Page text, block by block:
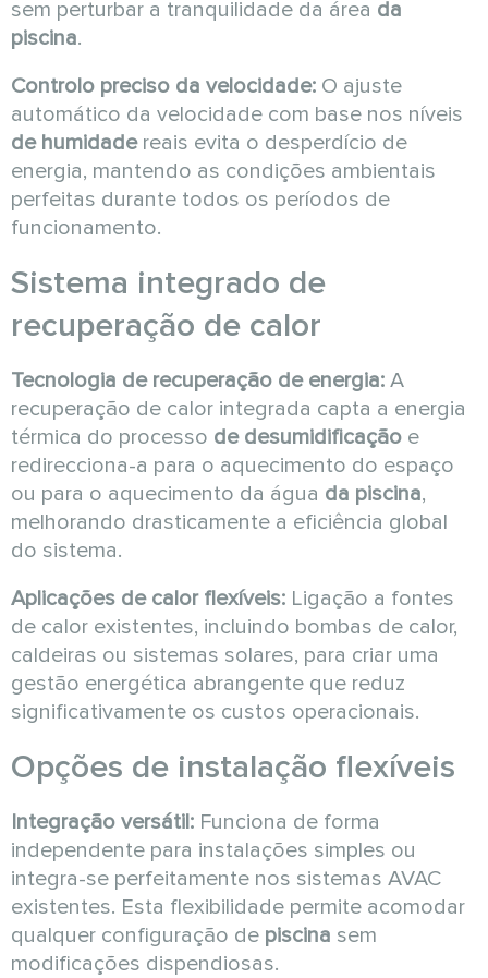
sem perturbar a tranquilidade da área da
piscina.
Controlo preciso da velocidade: O ajuste
automático da velocidade com base nos níveis
de humidadereais evita o desperdício de
energia, mantendo as condições ambientais
perfeitas durante todos os períodos de
funcionamento.
Sistema integrado de
recuperação de calor
Tecnologia de recuperação de energia: A
recuperação de calor integrada capta a energia
térmica do processo de desumidificação e
redirecciona-a para o aquecimento do espaço
ou para o aquecimento da água da piscina,
melhorando drasticamente a eficiência global
do sistema.
Aplicações de calor flexíveis: Ligação a fontes
de calor existentes, incluindo bombas de calor,
caldeiras ou sistemas solares, para criar uma
gestão energética abrangente que reduz
significativamente os custos operacionais.
Opções de instalação flexíveis
Integração versátil: Funciona de forma
independente para instalações simples ou
integra-se perfeitamente nos sistemas AVAC
existentes. Esta flexibilidade permite acomodar
qualquer configuração de piscina sem
modificações dispendiosas.